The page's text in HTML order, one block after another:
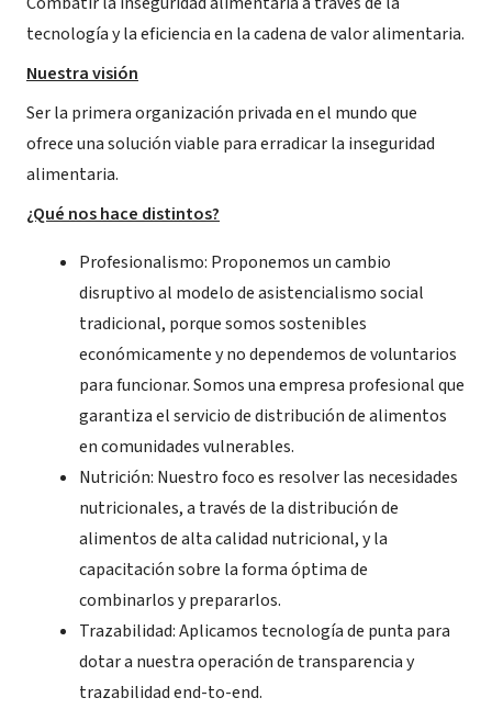
tecnología y la eficiencia en la cadena de valor alimentaria.
Nuestra visión
Ser la primera organización privada en el mundo que
ofrece una solución viable para erradicar la inseguridad
alimentaria.
¿Qué nos hace distintos?
Profesionalismo: Proponemos un cambio
disruptivo al modelo de asistencialismo social
tradicional, porque somos sostenibles
económicamente y no dependemos de voluntarios
para funcionar. Somos una empresa profesional que
garantiza el servicio de distribución de alimentos
en comunidades vulnerables.
Nutrición: Nuestro foco es resolver las necesidades
nutricionales, a través de la distribución de
alimentos de alta calidad nutricional, y la
capacitación sobre la forma óptima de
combinarlos y prepararlos.
Trazabilidad: Aplicamos tecnología de punta para
dotar a nuestra operación de transparencia y
trazabilidad end-to-end.